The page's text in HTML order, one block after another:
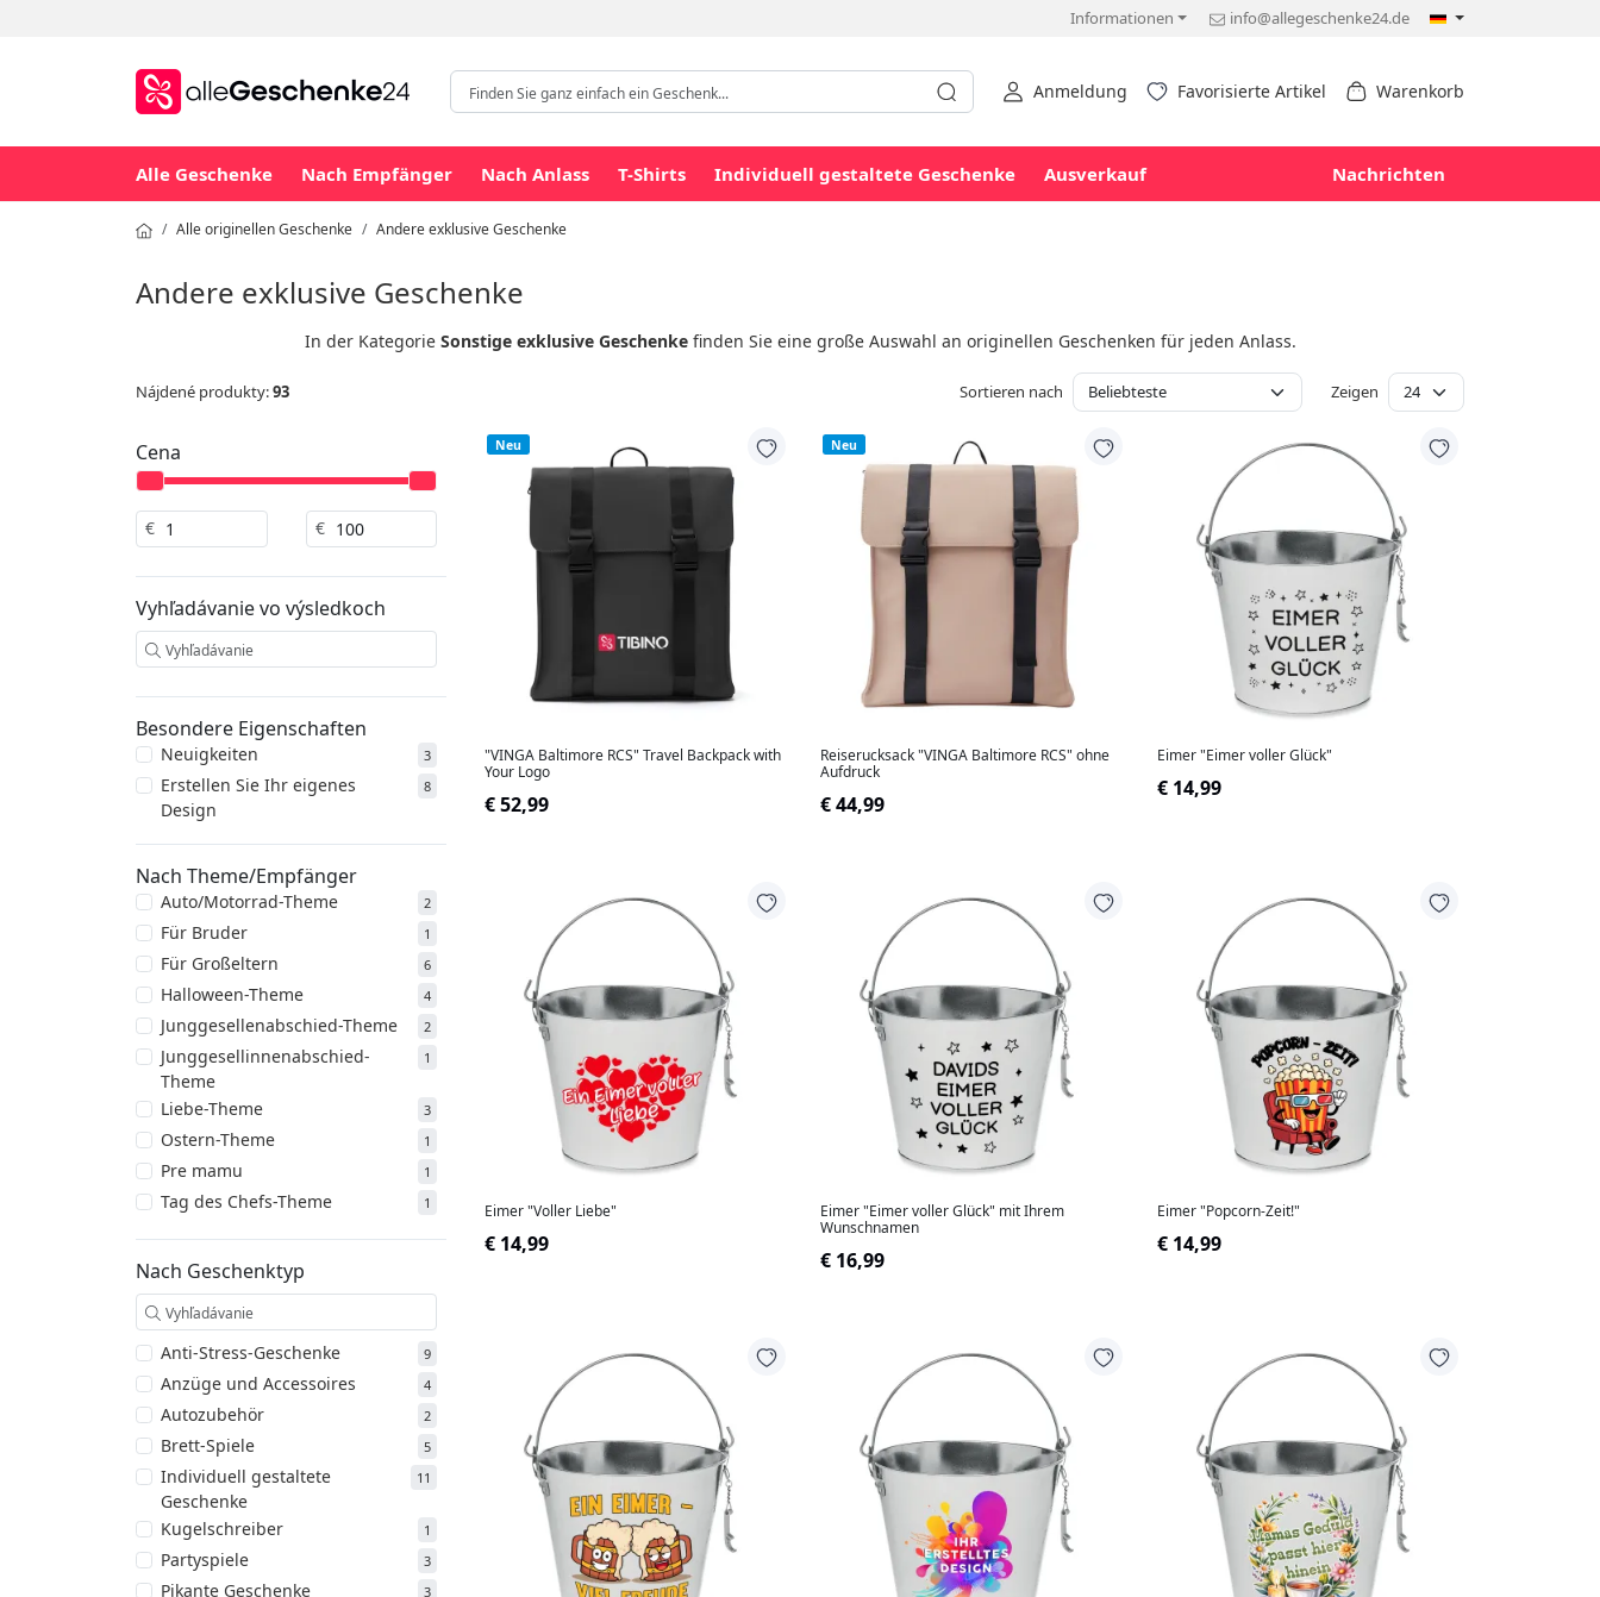
Informationen info@allegeschenke24.de
Anmeldung Favorisierte Artikel Warenkorb
Alle Geschenke Nach Empfänger Nach Anlass T-Shirts Individuell gestaltete Geschenke Ausverkauf Nachrichten
Alle originellen Geschenke Andere exklusive Geschenke
Andere exklusive Geschenke
In der Kategorie Sonstige exklusive Geschenkefinden Sie eine große Auswahl an originellen Geschenken für jeden Anlass.
Nájdené produkty:93 Sortieren nach Zeigen
Cena
€ €
Vyhľadávanie vo výsledkoch
Besondere Eigenschaften
Neuigkeiten 3
Erstellen Sie Ihr eigenes
Design
8
Nach Theme/Empfänger
Auto/Motorrad-Theme 2
Für Bruder 1
Für Großeltern 6
Halloween-Theme 4
Junggesellenabschied-Theme 2
Junggesellinnenabschied-
Theme
1
Liebe-Theme 3
Ostern-Theme 1
Pre mamu 1
Tag des Chefs-Theme 1
Nach Geschenktyp
Anti-Stress-Geschenke 9
Anzüge und Accessoires 4
Autozubehör 2
Brett-Spiele 5
Individuell gestaltete
Geschenke
11
Kugelschreiber 1
Partyspiele 3
Pikante Geschenke 3
Neu
"VINGA Baltimore RCS" Travel Backpack with
Your Logo
€ 52,99
Neu
Reiserucksack "VINGA Baltimore RCS" ohne
Aufdruck
€ 44,99
Eimer "Eimer voller Glück"
€ 14,99
Eimer "Voller Liebe"
€ 14,99
Eimer "Eimer voller Glück" mit Ihrem
Wunschnamen
€ 16,99
Eimer "Popcorn-Zeit!"
€ 14,99